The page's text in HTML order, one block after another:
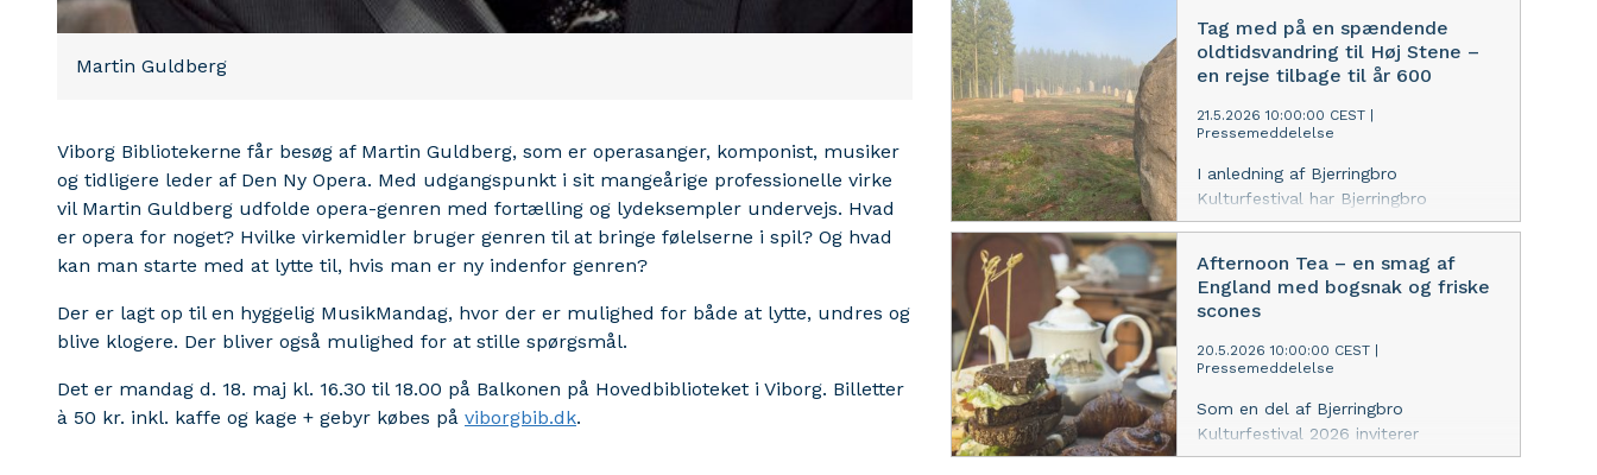
Martin Guldberg
Viborg Bibliotekerne får besøg af Martin Guldberg, som er operasanger, komponist, musiker
og tidligere leder af Den Ny Opera. Med udgangspunkt i sit mangeårige professionelle virke
vil Martin Guldberg udfolde opera-genren med fortælling og lydeksempler undervejs. Hvad
er opera for noget? Hvilke virkemidler bruger genren til at bringe følelserne i spil? Og hvad
kan man starte med at lytte til, hvis man er ny indenfor genren?
Der er lagt op til en hyggelig MusikMandag, hvor der er mulighed for både at lytte, undres og
blive klogere. Der bliver også mulighed for at stille spørgsmål.
Det er mandag d. 18. maj kl. 16.30 til 18.00 på Balkonen på Hovedbiblioteket i Viborg. Billetter
à 50 kr. inkl. kaffe og kage + gebyr købes på viborgbib.dk.
Tag med på en spændende
oldtidsvandring til Høj Stene –
en rejse tilbage til år 600
21.5.2026 10:00:00 CEST
Pressemeddelelse
I anledning af Bjerringbro
Kulturfestival har Bjerringbro
Folkeuniversitet arrangeret en
Gudenåen d. 2. juni kl. 19-21
Afternoon Tea – en smag af
England med bogsnak og friske
scones
20.5.2026 10:00:00 CEST
Pressemeddelelse
Som en del af Bjerringbro
Kulturfestival 2026 inviterer
Bjerringbro Bibliotek til britisk hygge